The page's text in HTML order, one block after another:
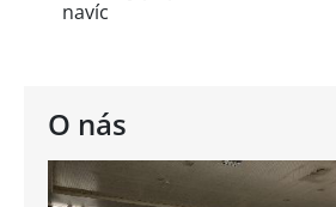
O nás
navíc